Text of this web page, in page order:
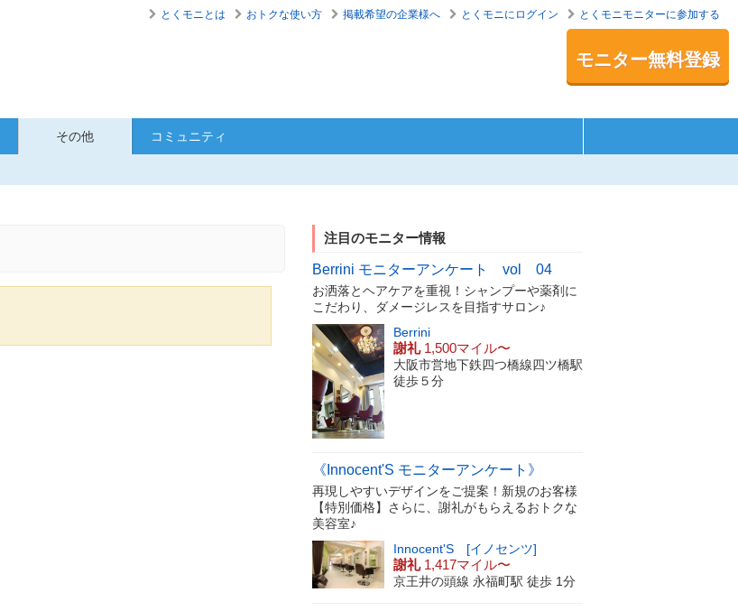
とくモニとは おトクな使い方 掲載希望の企業様へ とくモニにログイン とくモニモニターに参加する
モニター無料登録
その他 コミュニティ
注目のモニター情報
Berrini モニターアンケート vol 04
お洒落とヘアケアを重視！シャンプーや薬剤に
こだわり、ダメージレスを目指すサロン♪
Berrini
謝礼 1,500マイル〜
大阪市営地下鉄四つ橋線四ツ橋駅
徒歩５分
《Innocent'S モニターアンケート》
再現しやすいデザインをご提案！新規のお客様
【特別価格】さらに、謝礼がもらえるおトクな
美容室♪
Innocent'S [イノセンツ]
謝礼 1,417マイル〜
京王井の頭線 永福町駅 徒歩 1分